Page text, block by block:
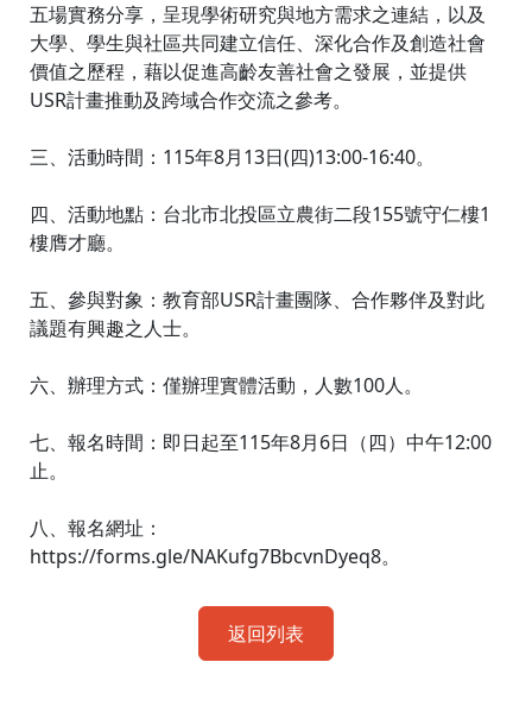
五場實務分享，呈現學術研究與地方需求之連結，以及
大學、學生與社區共同建立信任、深化合作及創造社會
價值之歷程，藉以促進高齡友善社會之發展，並提供
USR計畫推動及跨域合作交流之參考。
三、活動時間：115年8月13日(四)13:00-16:40。
四、活動地點：台北市北投區立農街二段155號守仁樓1
樓膺才廳。
五、參與對象：教育部USR計畫團隊、合作夥伴及對此
議題有興趣之人士。
六、辦理方式：僅辦理實體活動，人數100人。
七、報名時間：即日起至115年8月6日（四）中午12:00
止。
八、報名網址：
https://forms.gle/NAKufg7BbcvnDyeq8。
返回列表